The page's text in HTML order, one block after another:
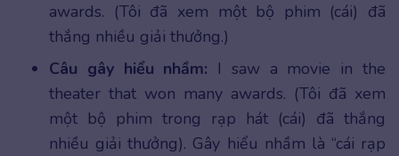
awards. (Tôi đã xem một bộ phim (cái) đã
thắng nhiều giải thưởng.)
Câu gây hiểu nhầm: I saw a movie in the
theater that won many awards. (Tôi đã xem
một bộ phim trong rạp hát (cái) đã thắng
nhiều giải thưởng). Gây hiểu nhầm là “cái rạp